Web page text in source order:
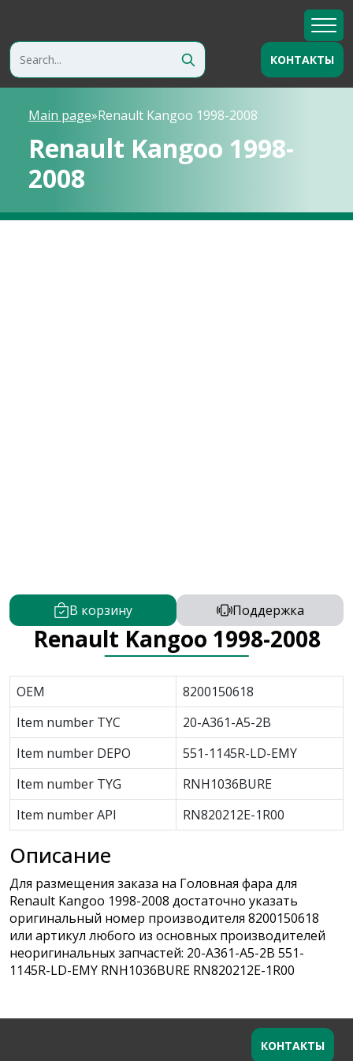
КОНТАКТЫ
Main page»Renault Kangoo 1998-2008
Renault Kangoo 1998-
2008
В корзину Поддержка
Renault Kangoo 1998-2008
OEM
8200150618
Item number TYC
20-A361-A5-2B
Item number DEPO
551-1145R-LD-EMY
Item number TYG
RNH1036BURE
Item number API
RN820212E-1R00
Описание
Для размещения заказа на Головная фара для
Renault Kangoo 1998-2008 достаточно указать
оригинальный номер производителя 8200150618
или артикул любого из основных производителей
неоригинальных запчастей: 20-A361-A5-2B 551-
1145R-LD-EMY RNH1036BURE RN820212E-1R00
КОНТАКТЫ